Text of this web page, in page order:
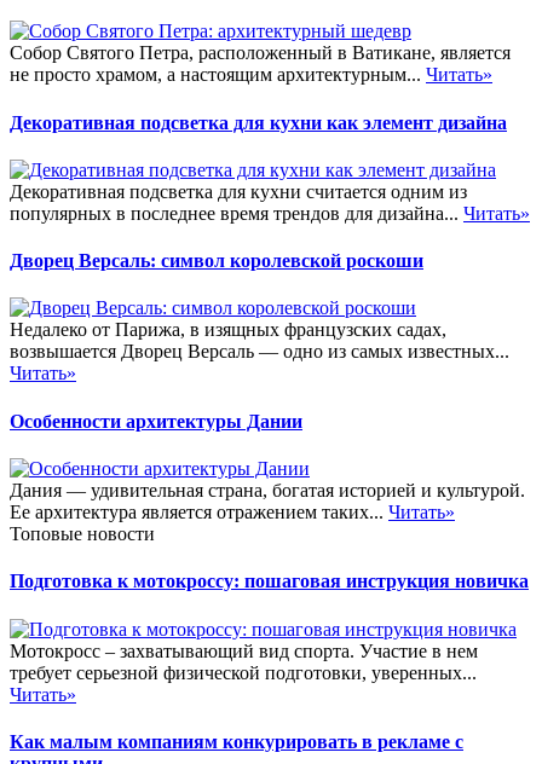
Собор Святого Петра, расположенный в Ватикане, является
не просто храмом, а настоящим архитектурным... Читать»
Декоративная подсветка для кухни как элемент дизайна
Декоративная подсветка для кухни считается одним из
популярных в последнее время трендов для дизайна... Читать»
Дворец Версаль: символ королевской роскоши
Недалеко от Парижа, в изящных французских садах,
возвышается Дворец Версаль — одно из самых известных...
Читать»
Особенности архитектуры Дании
Дания — удивительная страна, богатая историей и культурой.
Ее архитектура является отражением таких... Читать»
Топовые новости
Подготовка к мотокроссу: пошаговая инструкция новичка
Мотокросс – захватывающий вид спорта. Участие в нем
требует серьезной физической подготовки, уверенных...
Читать»
Как малым компаниям конкурировать в рекламе с